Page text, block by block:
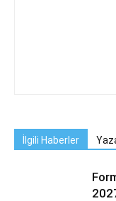
İlgili Haberler